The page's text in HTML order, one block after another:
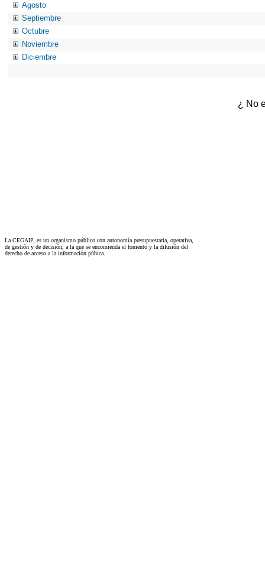
Agosto
Septiembre
Octubre
Noviembre
Diciembre
¿ No
La CEGAIP, es un organismo público con autonomía presupuestaria, operativa,
de gestión y de decisión, a la que se encomienda el fomento y la difusión del
derecho de acceso a la información púbica.